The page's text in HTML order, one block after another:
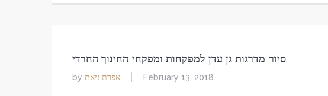
סיור מדרגות גן עדן למפקחות ומפקחי החינוך החרדי
by אפרת גיאת February 13, 2018